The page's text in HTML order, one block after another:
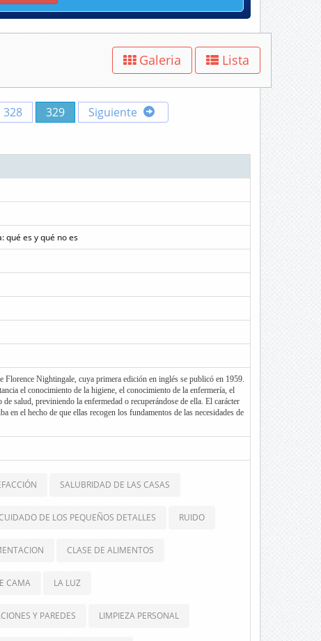
Galeria Lista
328 329 Siguiente
qué es y qué no es
Florence Nightingale, cuya primera edición en inglés se publicó en 1959.
el conocimiento de la higiene, el conocimiento de la enfermería, el
de salud, previniendo la enfermedad o recuperándose de ella. El carácter
en el hecho de que ellas recogen los fundamentos de las necesidades de
provistas en toda enfermería. En este libro se recogen las
años de observación, experiencia y pensamiento de la autora durante el
una especial atención al paciente y sus necesidades.
SALUBRIDAD DE LAS CASAS
DE LOS PEQUEÑOS DETALLES RUIDO
CLASE DE ALIMENTOS
CAMA LA LUZ
Y PAREDES LIMPIEZA PERSONAL